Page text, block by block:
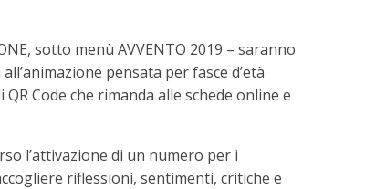
sotto menù AVVENTO 2019 – saranno
pensata per fasce d’età
Code che rimanda alle schede online e
l’attivazione di un numero per i
riflessioni, sentimenti, critiche e